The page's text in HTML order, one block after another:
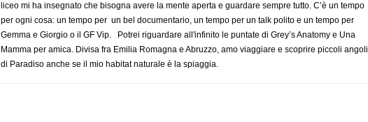
liceo mi ha insegnato che bisogna avere la mente aperta e guardare sempre tutto. C’è un tempo
per ogni cosa: un tempo per un bel documentario, un tempo per un talk polito e un tempo per
Gemma e Giorgio o il GF Vip. Potrei riguardare all'infinito le puntate di Grey’s Anatomy e Una
Mamma per amica. Divisa fra Emilia Romagna e Abruzzo, amo viaggiare e scoprire piccoli angoli
di Paradiso anche se il mio habitat naturale è la spiaggia.